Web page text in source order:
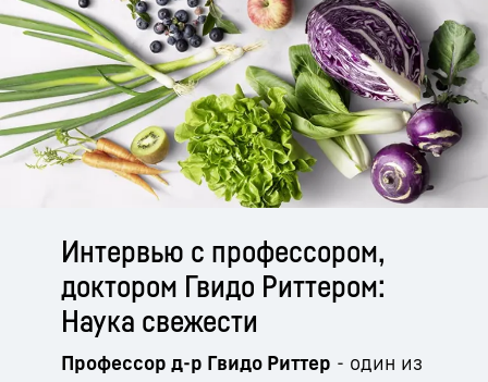
Интервью с профессором,
доктором Гвидо Риттером:
Наука свежести
Профессор д-р Гвидо Риттер - один из